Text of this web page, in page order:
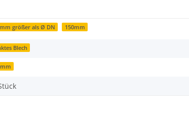
größer als Ø DN 150mm
Blech